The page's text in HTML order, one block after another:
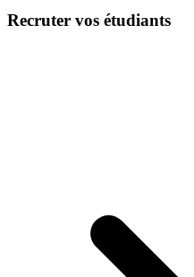
Recruter vos étudiants